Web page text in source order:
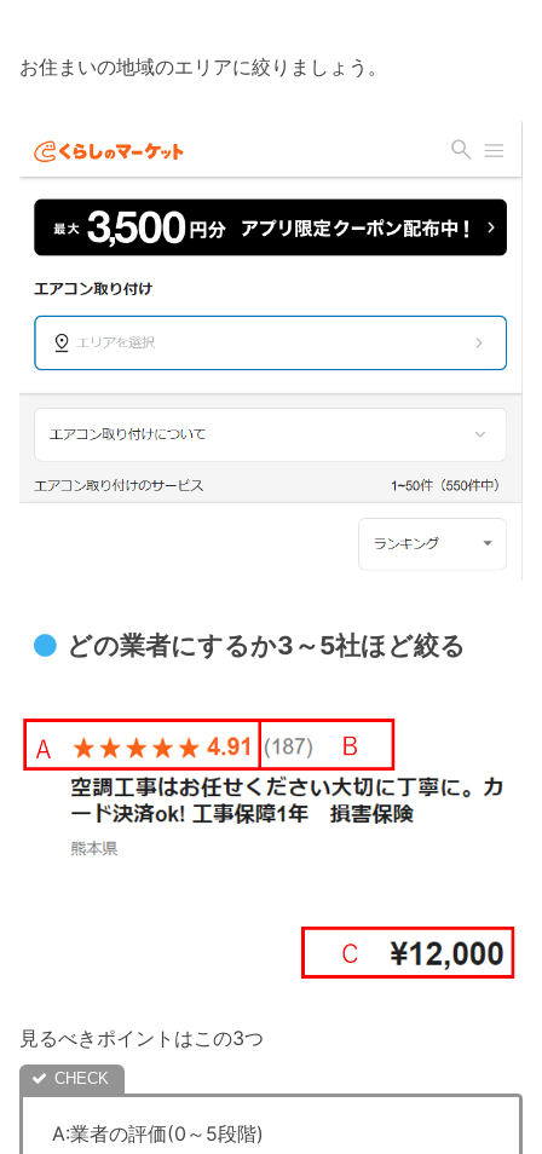
お住まいの地域のエリアに絞りましょう。
どの業者にするか3～5社ほど絞る
見るべきポイントはこの3つ
A:業者の評価(0～5段階)